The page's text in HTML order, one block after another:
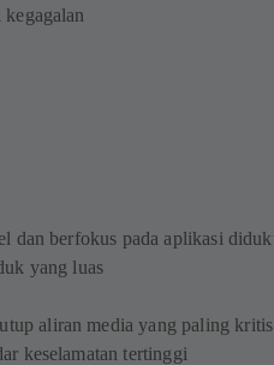
kegagalan
dan berfokus pada aplikasi
yang luas
aliran media yang paling
keselamatan tertinggi